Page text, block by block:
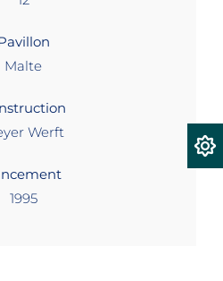
Malte
Werft
1995